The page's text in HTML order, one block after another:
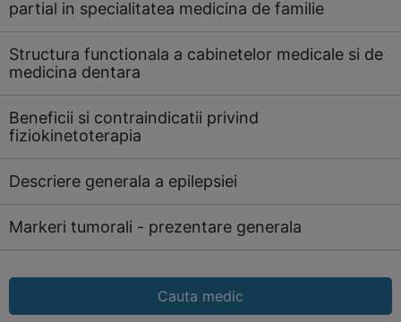
partial in specialitatea medicina de familie
Structura functionala a cabinetelor medicale si de
medicina dentara
Beneficii si contraindicatii privind
fiziokinetoterapia
Descriere generala a epilepsiei
Markeri tumorali - prezentare generala
Cauta medic